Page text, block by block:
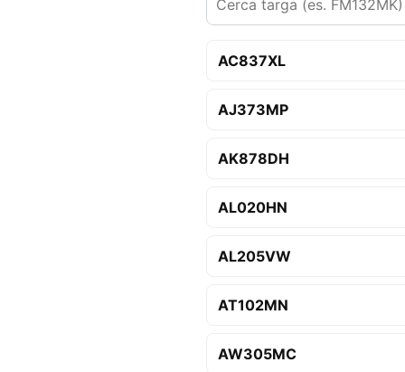
AC837XL
AJ373MP
AK878DH
AL020HN
AL205VW
AT102MN
AW305MC